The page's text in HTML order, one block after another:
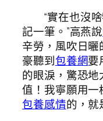
“實在也沒
記一筆。”高燕說
辛勞，風吹日
豪聽到包養網要
的眼淚，驚恐
值！我寧願用
包養感情的，就